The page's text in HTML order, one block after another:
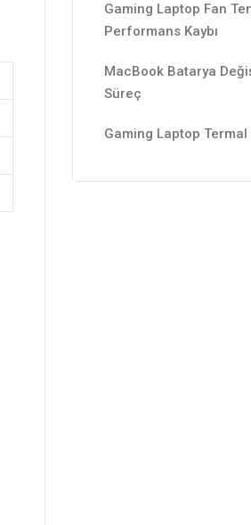
Gaming Laptop Fan
Performans Kaybı
MacBook Batarya
Süreç
Gaming Laptop Termal